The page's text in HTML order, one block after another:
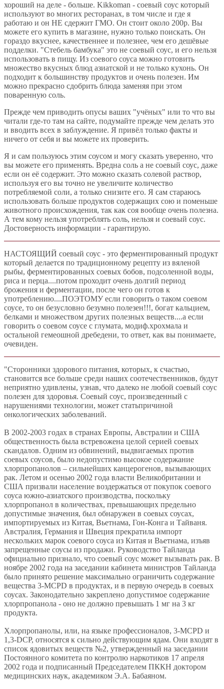
хороший на деле - больше. Kikkoman - соевый соус который
используют во многих ресторанах, в том числе и где я
работаю и он НЕ сдержит ГМО. Он стоит около 200р. Вы
можете его купить в магазине, нужно только поискать. Он
гораздо вкуснее, качественнее и полезнее, чем его дешёвые
подделки. "Стебель бамбука" это не соевый соус, и его нельзя
использовать в пищу. Из соевого соуса можно готовить
множество вкусных блюд азиатской и не только кухонь. Он
подходит к большинству продуктов и очень полезен. Им
можно прекрасно сдобрить блюда заменяя при этом
поваренную соль.
Прежде чем приводить опусы ваших "учёных" или то что вы
читали где-то там на сайте, подумайте прежде чем делать это
и вводить всех в заблуждение. Я привёл только факты и
ничего от себя и вы можете их проверить.
Я и сам пользуюсь этим соусом и могу сказать уверенно, что
вы можете его применять. Вредна соль а не соевый соус, даже
если он её содержит. Это можно сказать солевой раствор,
используя его вы точно не увеличите количество
потребляемой соли, а только снизите его. Я сам стараюсь
использовать больше продуктов содержащих сою и поменьше
животного происхождения, так как соя вообще очень полезна.
А тем кому нельзя употреблять соль, нельзя и соевый соус.
Достоверность информации - гарантирую.
НАСТОЯЩИЙ соевый соус - это ферментированный продукт
который делается по традиционному рецепту из вяленой
рыбы, ферментированных соевых бобов, подсоленной воды,
риса и перца....потом проходит очень долгий период
брожения и ферментации, после чего он готов к
употреблению....ПОЭТОМУ если говорить о таком соевом
соусе, то он безусловно безумно полезен!!!, богат кальцием,
белками и множеством других полезных веществ....а если
говорить о соевом соусе с глумата, модиф.хрохмала и
остальной гемеошной дребедени, то ответ, как вы понимаете,
очевиден.
"Сторонники здорового питания, которых, к счастью,
становится все больше среди наших соотечественников, будут
неприятно удивлены, узнав, что далеко не любой соевый соус
полезен для здоровья. Соевый соус, произведенный с
нарушениями технологии, может статьпричиной
онкологических заболеваний.
В 2002-2003 годах в странах Европы, Австралии и США
общественность была встревожена целой серией соевых
скандалов. Одним из обвинений, выдвигаемых против
соевых соусов, было недопустимо высокое содержание
хлорпропанолов – сильнейших канцерогенов, вызывающих
рак. Летом и осенью 2002 года власти Великобритании и
США призвали население воздержаться от покупок соевого
соуса южно-азиатского производства, поскольку
хлорпропанол в количествах, превышающих предельно
допустимые значения, был обнаружен в соевых соусах,
импортируемых из Китая, Вьетнама, Гон-Конга и Тайваня.
Австралия, Германия и Швеция прекратила импорт
нескольких марок соевого соуса из Китая и Вьетнама, изъяв
запрещенные соусы из продажи. Руководство Тайланда
официально признало, что соевый соус может вызывать рак. В
ноябре 2002 года на заседании кабинета министров Тайланда
было принято решение максимально ограничить содержание
вещества 3-MCPD в продуктах, и в первую очередь в соевых
соусах. Законодательно закреплено допустимое содержание
хлорпропанола - оно не должно превышать 1 мг на 3 кг
продукта.
Хлорпропанолы, или, на языке профессионалов, 3-MCPD и
1,3-DCP, относятся к сильно действующим ядам. Они входят в
список ядовитых веществ №2, утвержденный на заседании
Постоянного комитета по контролю наркотиков 17 апреля
2002 года и подписанный Председателем ПККН доктором
медицинских наук, академиком Э.А. Бабаяном.